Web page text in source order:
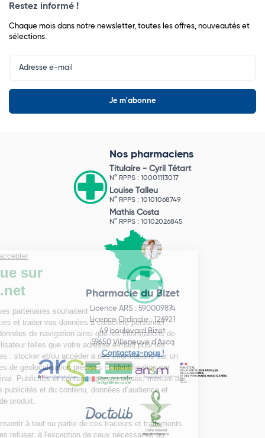
Restez informé !
Chaque mois dans notre newsletter, toutes les offres, nouveautés et
sélections.
Input
Newsletter
Nos pharmaciens
Titulaire - Cyril Tétart
N° RPPS : 10001113017
Louise Talleu
N° RPPS : 10101068749
Mathis Costa
N° RPPS : 10102026845
Pharmacie du Bizet
Licence ARS : 590009874
Licence Ordinale : 126921
49 boulevard Bizet
59650 Villeneuve d'Ascq
Contactez-nous !